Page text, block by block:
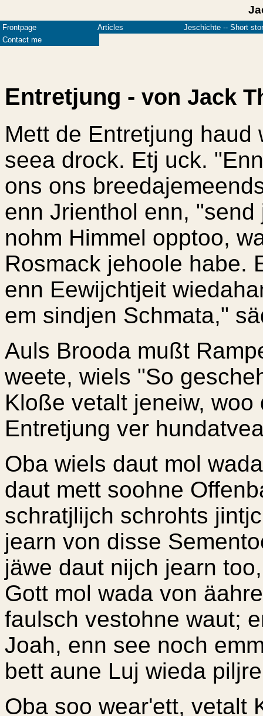
Frontpage Articles
Jeschichte -- Short
Contact me
Entretjung - von Jack
Mett de Entretjung
seea drock. Etj uck.
ons ons
enn Jrienthol enn,
nohm Himmel opptoo,
Rosmack jehoole habe.
enn Eewijchtjeit
em sindjen Schmata,"
Auls Brooda mußt
weete, wiels "So
Kloße vetalt jeneiw,
Entretjung ver
Oba wiels daut mol
daut mett soohne
schratjlijch schrohts
jearn von disse
jäwe daut nijch jearn
Gott mol wada von
faulsch vestohne waut;
Joah, enn see noch
bett aune Luj wieda
Oba soo wear'ett, vetalt